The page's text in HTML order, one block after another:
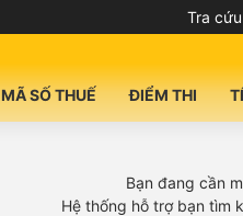
Tra
MÃ SỐ THUẾ ĐIỂM THI
Bạn đang cần
Hệ thống hỗ trợ bạn tìm